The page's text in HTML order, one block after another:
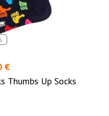
€
Thumbs Up Socks